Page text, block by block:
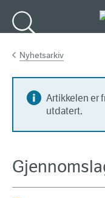
Nyhetsarkiv
Artikkelen er
utdatert.